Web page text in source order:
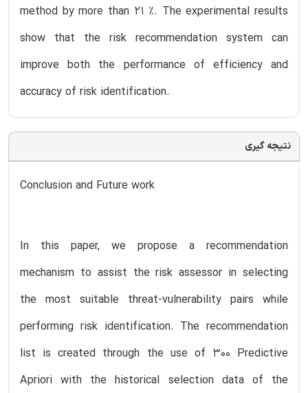
method by more than 21 %. The experimental results
show that the risk recommendation system can
improve both the performance of efficiency and
accuracy of risk identification.
نتیجه گیری
Conclusion and Future work
In this paper, we propose a recommendation
mechanism to assist the risk assessor in selecting
the most suitable threat-vulnerability pairs while
performing risk identification. The recommendation
list is created through the use of 300 Predictive
Apriori with the historical selection data of the